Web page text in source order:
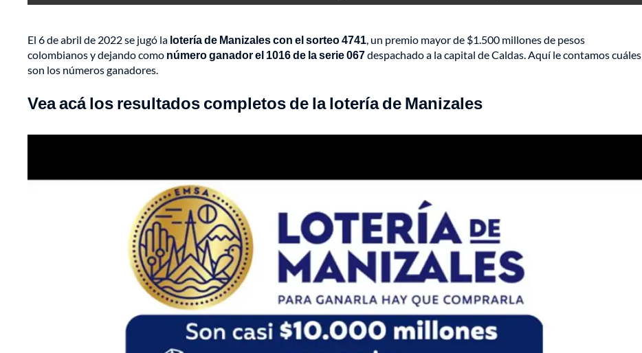
El 6 de abril de 2022 se jugó la lotería de Manizales con el sorteo 4741, un premio mayor de $1.500 millones de pesos
colombianos y dejando como número ganador el 1016 de la serie 067despachado a la capital de Caldas. Aquí le contamos cuáles
son los números ganadores.
Vea acá los resultados completos de la lotería de Manizales